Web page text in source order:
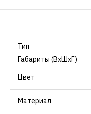
Тип
Габариты (ВхШхГ)
Цвет
Материал